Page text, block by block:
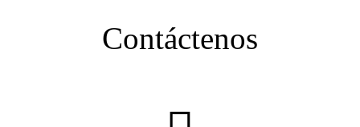
Contáctenos